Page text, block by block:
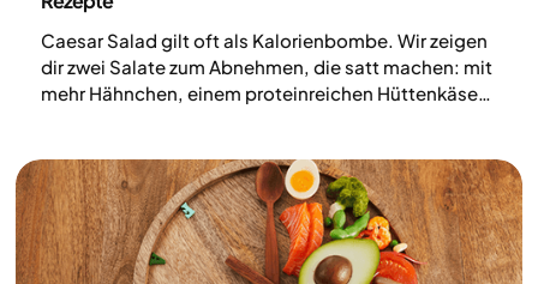
Caesar Salad gilt oft als Kalorienbombe. Wir zeigen
dir zwei Salate zum Abnehmen, die satt machen: mit
mehr Hähnchen, einem proteinreichen Hüttenkäse-
Mahlzeit, ganz ohne auf Geschmack zu verzichten.